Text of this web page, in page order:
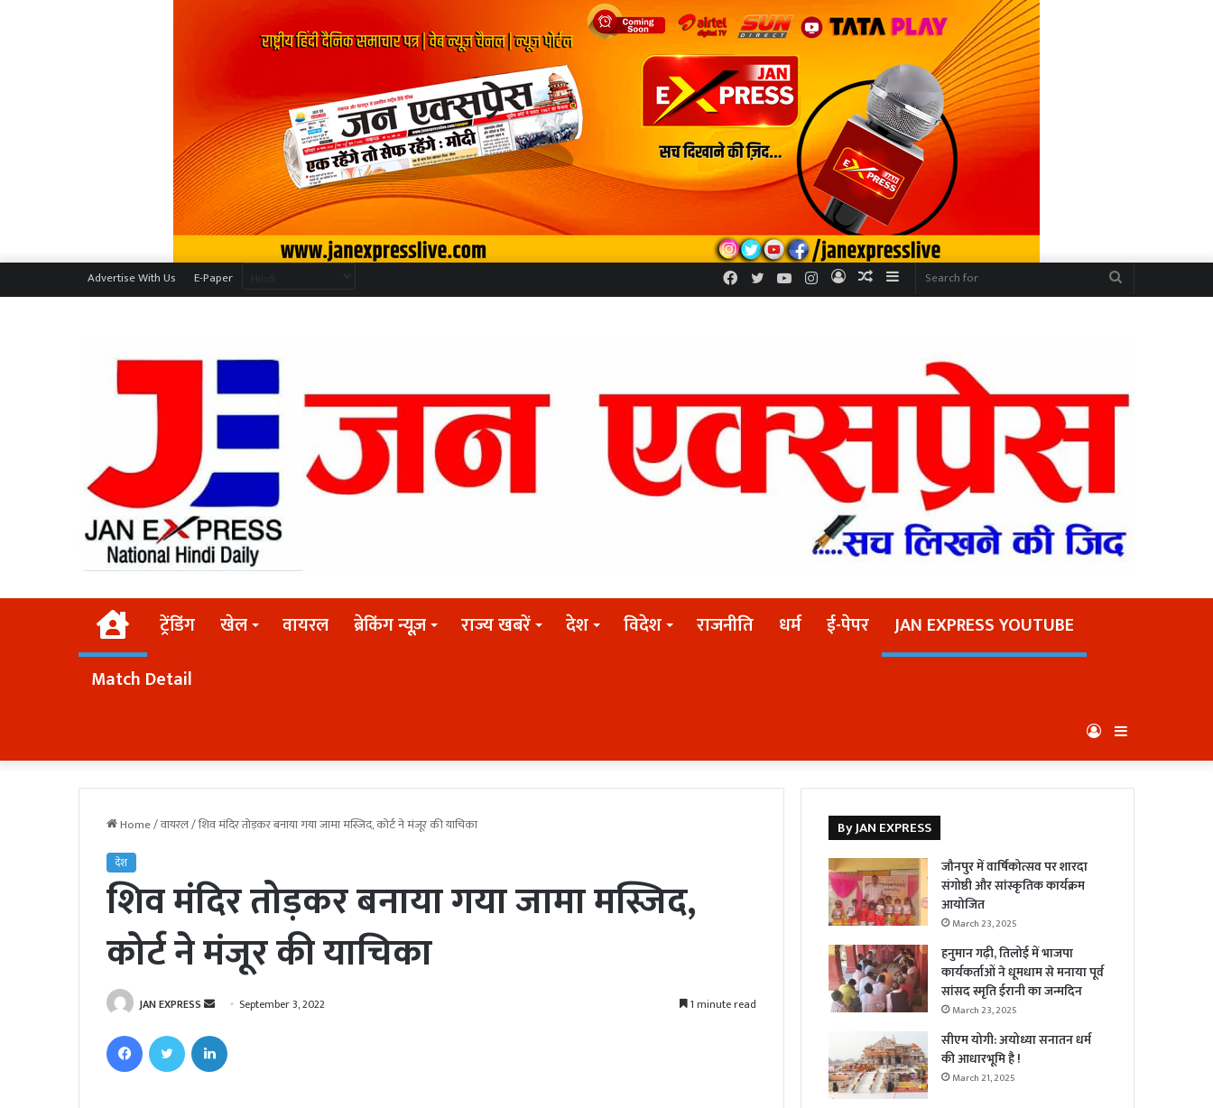
Advertise With Us E-Paper Sidebar
Random
Log
Instagram
YouTube
Twitter
Facebook
Homeट्रेंडिंग खेल वायरल ब्रेकिंग न्यूज़ राज्य खबरें देश विदेश राजनीति धर्म ई-पेपर
JAN EXPRESS YOUTUBE
Match Detail
Log
In
Home/वायरल/शिव मंदिर तोड़कर बनाया गया जामा मस्जिद, कोर्ट ने मंजूर की याचिका
देश
शिव मंदिर तोड़कर बनाया गया जामा मस्जिद,
कोर्ट ने मंजूर की याचिका
JAN EXPRESS
d
September 3, 2022 1 minute read
By JAN EXPRESS
जौनपुर में वार्षिकोत्सव पर शारदा
संगोष्ठी और सांस्कृतिक कार्यक्रम
आयोजित
March 23, 2025
हनुमान गढ़ी, तिलोई में भाजपा
कार्यकर्ताओं ने धूमधाम से मनाया पूर्व
सांसद स्मृति ईरानी का जन्मदिन
March 23, 2025
सीएम योगी: अयोध्या सनातन धर्म
की आधारभूमि है !
March 21, 2025